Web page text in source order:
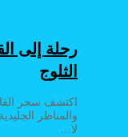
رحلة إلى
الثلوج
اكتشف سحر
والمناظر
لا…